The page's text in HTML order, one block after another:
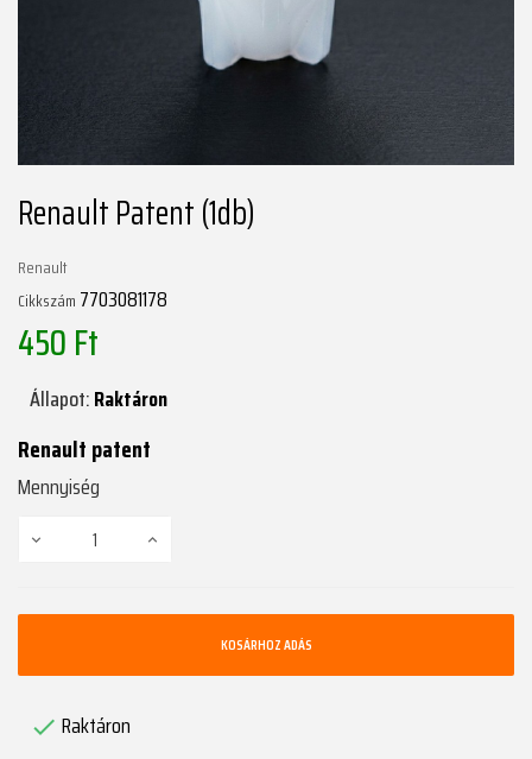
Renault Patent (1db)
Renault
Cikkszám 7703081178
450 Ft
Állapot:Raktáron
Renault patent
Mennyiség
KOSÁRHOZ ADÁS
 Raktáron